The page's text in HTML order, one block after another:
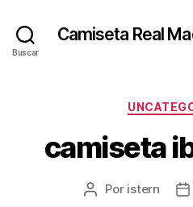
Buscar
Camiseta Real
camiseta
Autor
Por istern